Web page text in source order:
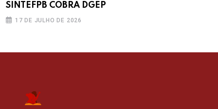
SINTEFPB COBRA DGEP
17 DE JULHO DE 2026